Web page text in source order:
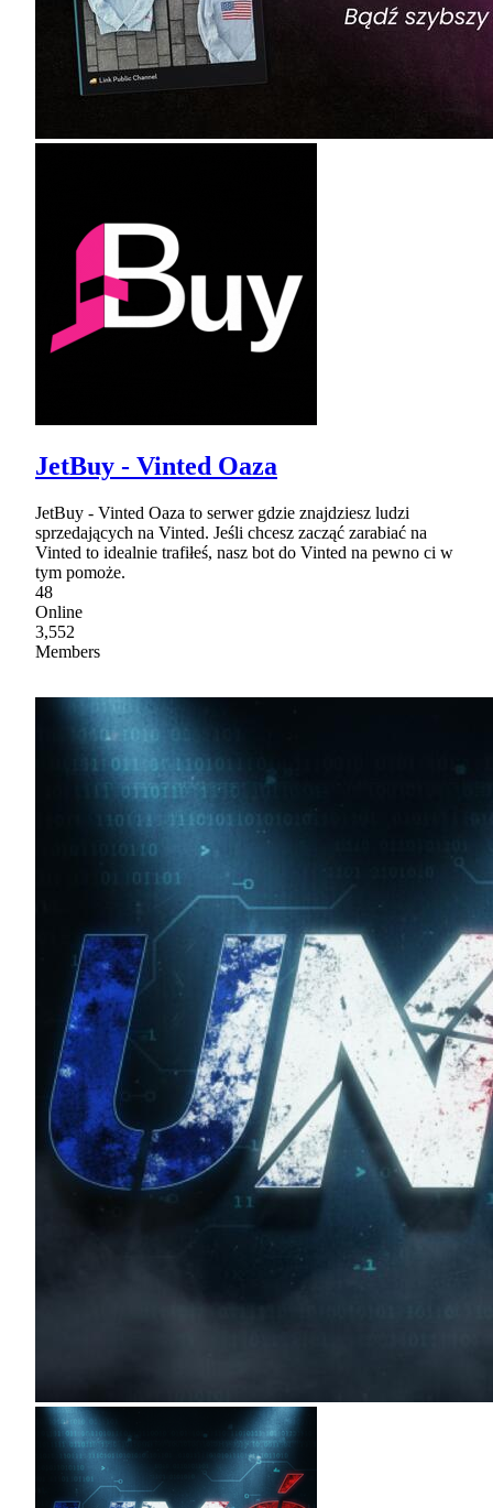
JetBuy - Vinted Oaza
JetBuy - Vinted Oaza to serwer gdzie znajdziesz ludzi
sprzedających na Vinted. Jeśli chcesz zacząć zarabiać na
Vinted to idealnie trafiłeś, nasz bot do Vinted na pewno ci w
tym pomoże.
48
Online
3,552
Members